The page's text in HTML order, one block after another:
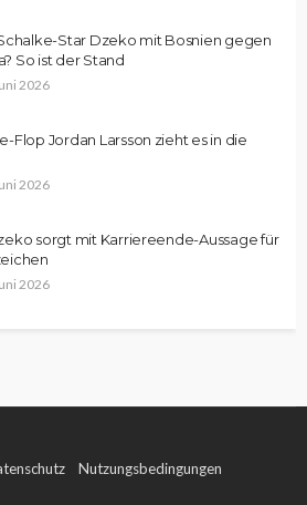
Star Dzeko mit Bosnien gegen
So ist der Stand
2026
Flop Jordan Larsson zieht es in die
2026
sorgt mit Karriereende-Aussage für
2026
Nutzungsbedingungen